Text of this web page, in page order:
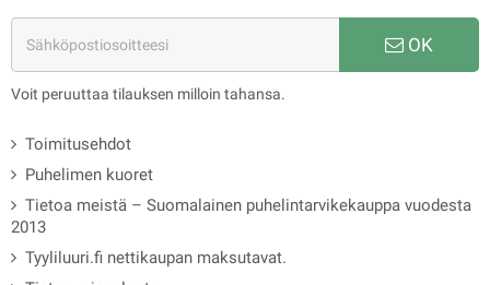
OK
Voit peruuttaa tilauksen milloin tahansa.
Toimitusehdot
Puhelimen kuoret
Tietoa meistä – Suomalainen puhelintarvikekauppa vuodesta
2013
Tyyliluuri.fi nettikaupan maksutavat.